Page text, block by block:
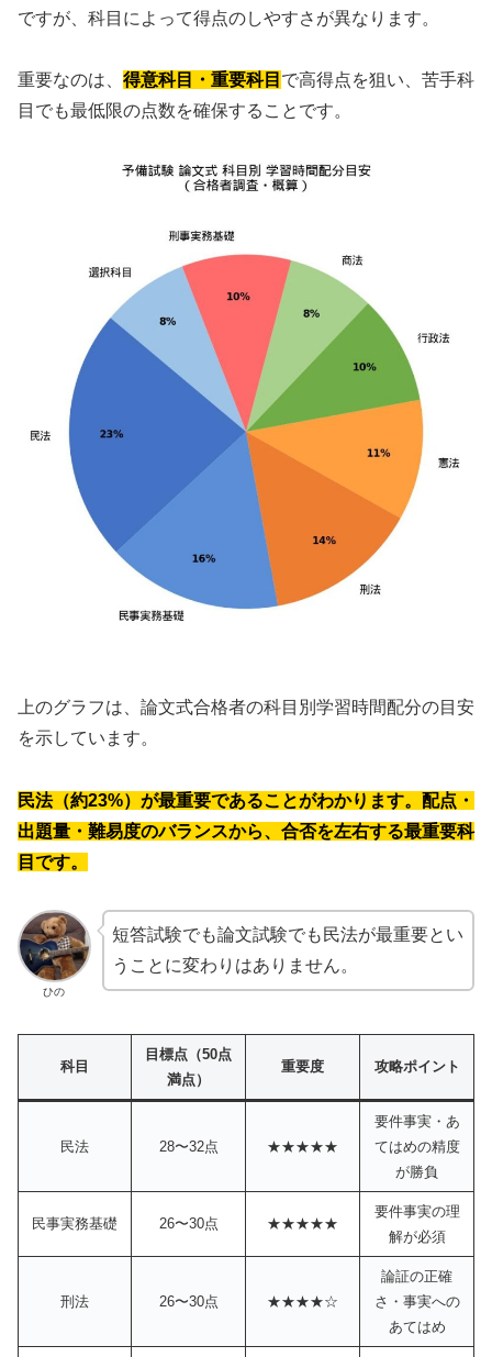
ですが、科目によって得点のしやすさが異なります。
重要なのは、 得意科目・重要科目 で高得点を狙い、苦手科
目でも最低限の点数を確保することです。
上のグラフは、論文式合格者の科目別学習時間配分の目安
を示しています。
民法（約23%）が最重要であることがわかります。配点・
出題量・難易度のバランスから、合否を左右する最重要科
目です。
ひの
短答試験でも論文試験でも民法が最重要とい
うことに変わりはありません。
科目
目標点（50点
満点）
重要度 攻略ポイント
民法 28〜32点 ★★★★★
要件事実・あ
てはめの精度
が勝負
民事実務基礎 26〜30点 ★★★★★
要件事実の理
解が必須
刑法 26〜30点 ★★★★☆
論証の正確
さ・事実への
あてはめ